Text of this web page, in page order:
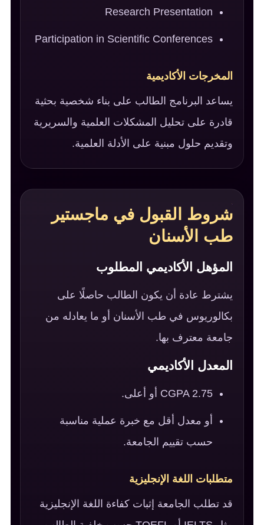
Research Presentation
Participation in Scientific Conferences
المخرجات الأكاديمية
يساعد البرنامج الطالب على بناء شخصية بحثية
قادرة على تحليل المشكلات العلمية والسريرية
وتقديم حلول مبنية على الأدلة العلمية.
شروط القبول في ماجستير
طب الأسنان
المؤهل الأكاديمي المطلوب
يشترط عادة أن يكون الطالب حاصلًا على
بكالوريوس في طب الأسنان أو ما يعادله من
جامعة معترف بها.
المعدل الأكاديمي
CGPA 2.75 أو أعلى.
أو معدل أقل مع خبرة عملية مناسبة
حسب تقييم الجامعة.
متطلبات اللغة الإنجليزية
قد تطلب الجامعة إثبات كفاءة اللغة الإنجليزية